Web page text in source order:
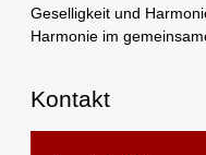
Geselligkeit und
Harmonie im
Kontakt